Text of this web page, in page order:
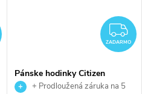
ZADARMO
Pánske hodinky Citizen
CB0010-88L
+ Prodloužená záruka na 5